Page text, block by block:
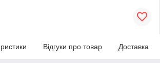
Відгуки про товар Доставка